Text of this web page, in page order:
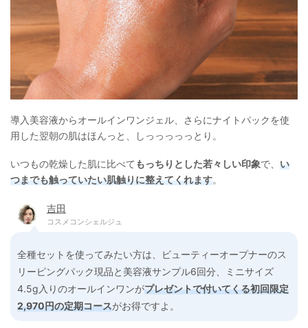
導入美容液からオールインワンジェル、さらにナイトパックを使
用した翌朝の肌はほんっと、しっっっっっとり。
いつもの乾燥した肌に比べて もっちりとした若々しい印象で、 い
つまでも触っていたい肌触りに整えてくれます。
吉田
コスメコンシェルジュ
全種セットを使ってみたい方は、ビューティーオープナーのス
リーピングパック現品と美容液サンプル6回分、ミニサイズ
4.5g入りのオールインワンがプレゼントで付いてくる初回限定
2,970円の定期コースがお得ですよ。